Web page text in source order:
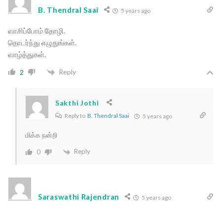
B. Thendral Saai 5 years ago
வாசிப்போம் தோழி.
தொடர்ந்து எழுதுங்கள்.
வாழ்த்துகள்.
2 Reply
Sakthi Jothi
Reply to B. Thendral Saai 5 years ago
மிக்க நன்றி
0 Reply
Saraswathi Rajendran 5 years ago